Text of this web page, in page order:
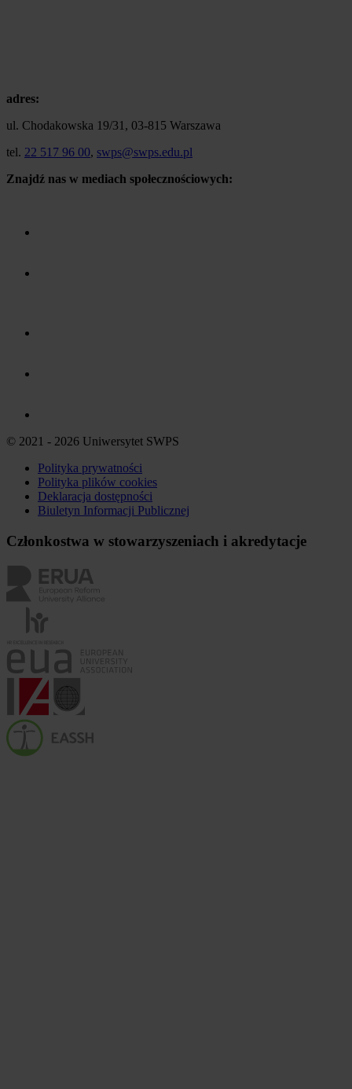
adres:
ul. Chodakowska 19/31, 03-815 Warszawa
tel. 22 517 96 00, swps@swps.edu.pl
Znajdź nas w mediach społecznościowych:
© 2021 - 2026 Uniwersytet SWPS
Polityka prywatności
Polityka plików cookies
Deklaracja dostępności
Biuletyn Informacji Publicznej
Członkostwa w stowarzyszeniach i akredytacje